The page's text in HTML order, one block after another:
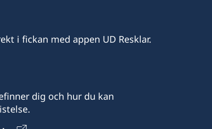
i fickan med appen UD Resklar.
dig och hur du kan